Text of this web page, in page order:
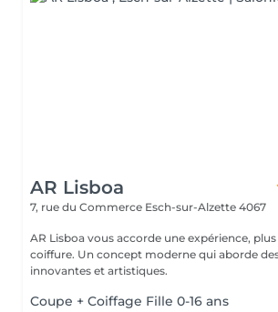
AR Lisboa
7, rue du Commerce Esch-sur-Alzette 4067
AR Lisboa vous accorde une expérience,
coiffure. Un concept moderne qui aborde
innovantes et artistiques.
Coupe + Coiffage Fille 0-16 ans